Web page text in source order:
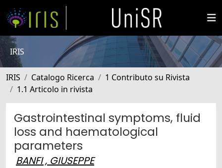
IRIS
IRIS Catalogo Ricerca
1 Contributo su Rivista
1.1 Articolo in rivista
Gastrointestinal symptoms, fluid
loss and haematological
parameters
BANFI , GIUSEPPE